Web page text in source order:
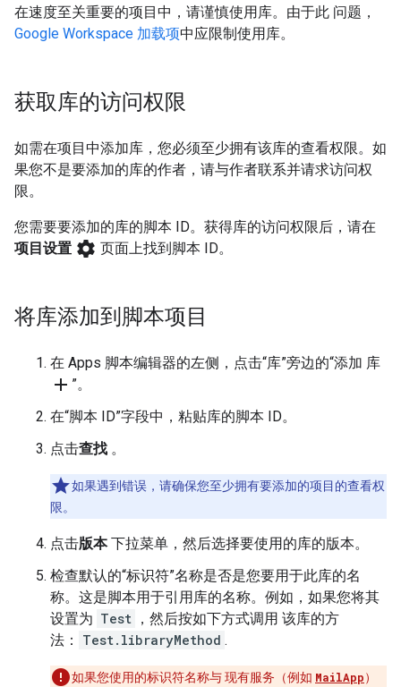
在速度至关重要的项目中，请谨慎使用库。由于此 问题，
Google Workspace 加载项中应限制使用库。
获取库的访问权限
如需在项目中添加库，您必须至少拥有该库的查看权限。如
果您不是要添加的库的作者，请与作者联系并请求访问权
限。
您需要要添加的库的脚本 ID。获得库的访问权限后，请在
项目设置 settings 页面上找到脚本 ID。
将库添加到脚本项目
在 Apps 脚本编辑器的左侧，点击“库”旁边的“添加 库
add ”。
在“脚本 ID”字段中，粘贴库的脚本 ID。
点击查找 。
如果遇到错误，请确保您至少拥有要添加的项目的查看权
限。
点击版本下拉菜单，然后选择要使用的库的版本。
检查默认的“标识符”名称是否是您要用于此库的名
称。这是脚本用于引用库的名称。例如，如果您将其
设置为 Test ，然后按如下方式调用 该库的方
法：
Test.libraryMethod .
如果您使用的标识符名称与 现有服务（例如 MailApp）